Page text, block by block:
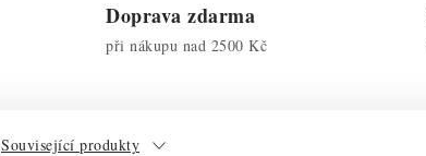
Doprava zdarma
při nákupu nad 2500 Kč
Související produkty